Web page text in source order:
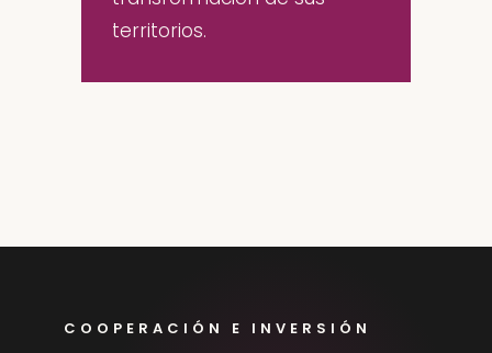
territorios.
COOPERACIÓN E INVERSIÓN